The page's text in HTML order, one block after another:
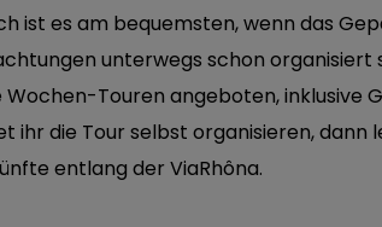
ist es am bequemsten, wenn das
unterwegs schon organisiert
Wochen-Touren angeboten,
ihr die Tour selbst organisieren,
entlang der ViaRhôna.